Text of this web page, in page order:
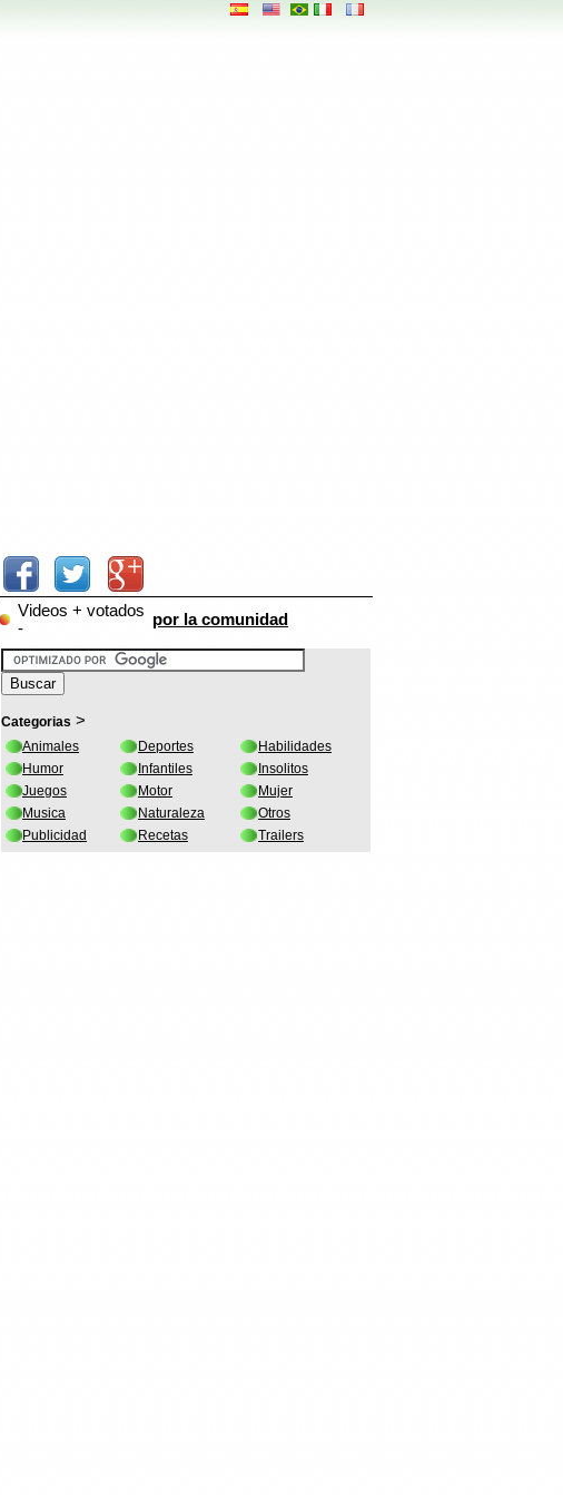
Videos + votados
-
por la comunidad
Categorias >
Animales Deportes
Habilidades
Humor
Infantiles
Insolitos
Juegos
Motor
Mujer
Musica
Naturaleza
Otros
Publicidad
Recetas Trailers